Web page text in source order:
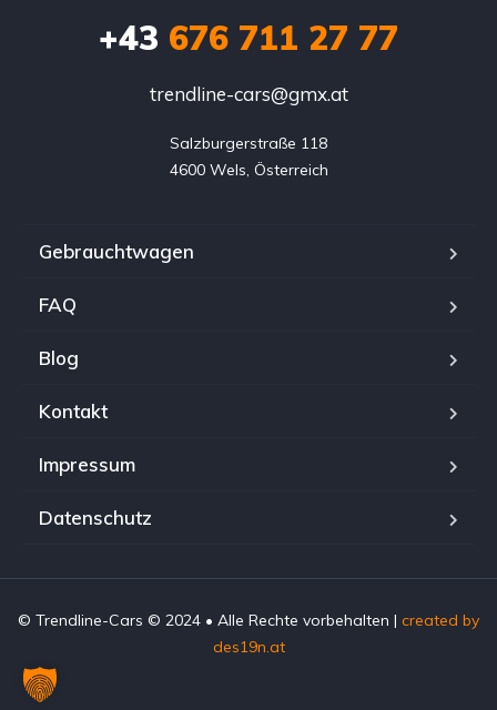
+43 676 711 27 77
trendline-cars@gmx.at
Salzburgerstraße 118
4600 Wels, Österreich
Gebrauchtwagen
FAQ
Blog
Kontakt
Impressum
Datenschutz
© Trendline-Cars © 2024 • Alle Rechte vorbehalten | created by
des19n.at